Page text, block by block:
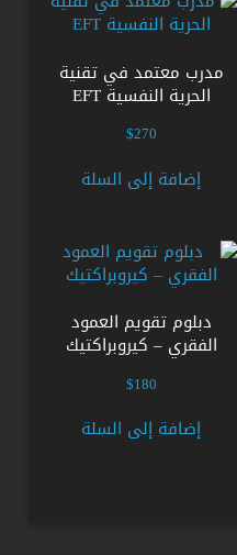
مدرب معتمد في تقنية
الحرية النفسية EFT
$270
إضافة إلى السلة
دبلوم تقويم العمود
الفقري – كيروبراكتيك
$180
إضافة إلى السلة